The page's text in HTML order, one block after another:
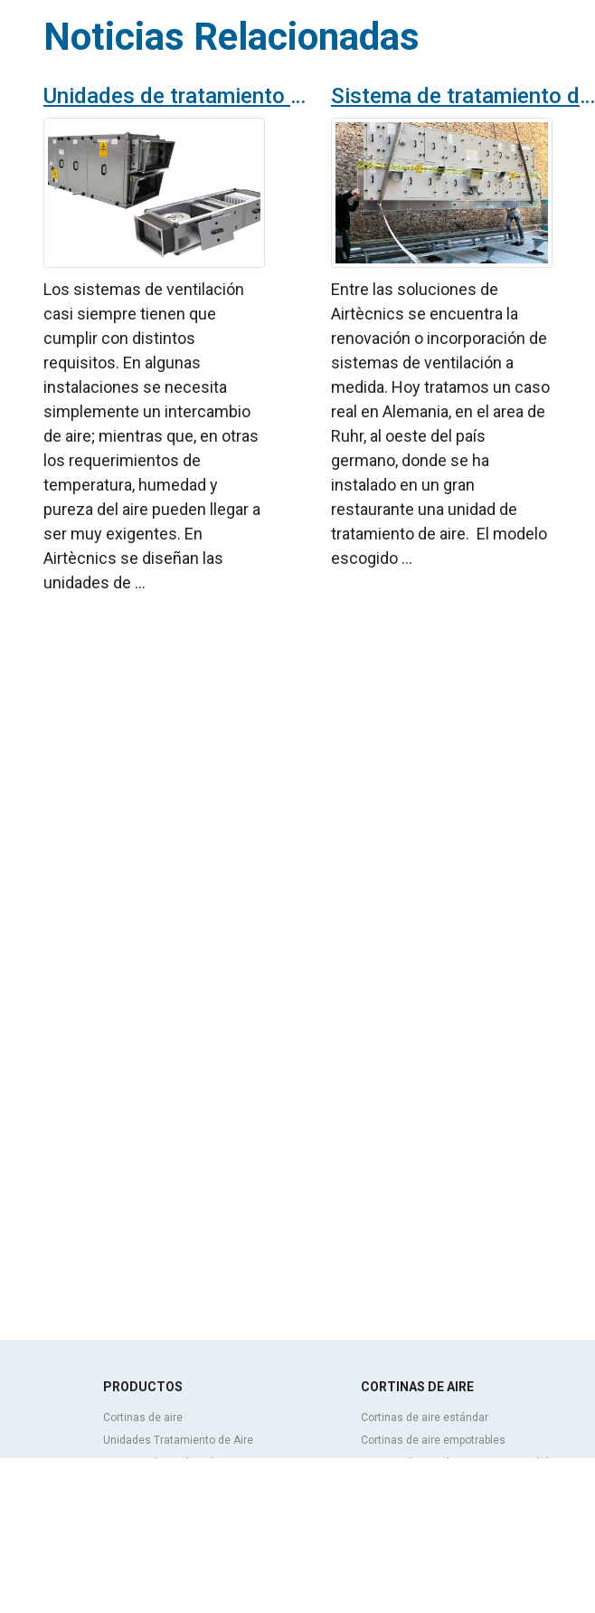
Noticias Relacionadas
Unidades de tratamiento de aire para todas las aplicaciones
Los sistemas de ventilación
casi siempre tienen que
cumplir con distintos
requisitos. En algunas
instalaciones se necesita
simplemente un intercambio
de aire; mientras que, en otras
los requerimientos de
temperatura, humedad y
pureza del aire pueden llegar a
ser muy exigentes. En
Airtècnics se diseñan las
unidades de ...
Sistema de tratamiento de aire en Alemania. Caso real
Entre las soluciones de
Airtècnics se encuentra la
renovación o incorporación de
sistemas de ventilación a
medida. Hoy tratamos un caso
real en Alemania, en el area de
Ruhr, al oeste del país
germano, donde se ha
instalado en un gran
restaurante una unidad de
tratamiento de aire. El modelo
escogido ...
PRODUCTOS
Cortinas de aire
Unidades Tratamiento de Aire
CORTINAS DE AIRE
Cortinas de aire estándar
Cortinas de aire empotrables